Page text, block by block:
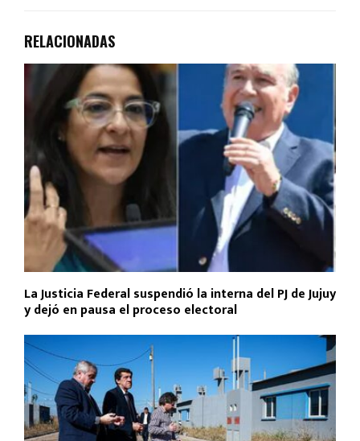
RELACIONADAS
La Justicia Federal suspendió la interna del PJ de Jujuy
y dejó en pausa el proceso electoral